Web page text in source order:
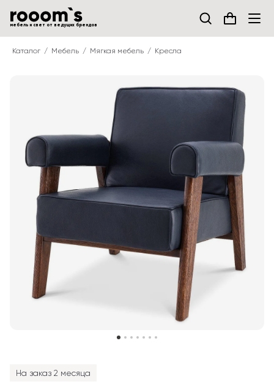
мебель и свет от ведущих брендов
Каталог Мебель Мягкая мебель Кресла
На заказ 2 месяца